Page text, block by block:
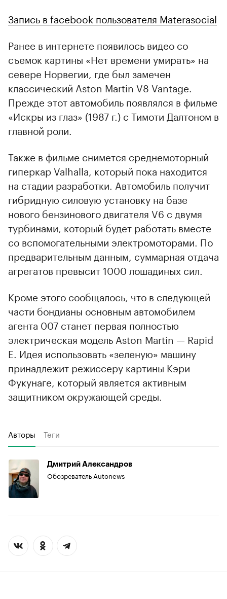
Запись в facebook пользователя Materasocial
Ранее в интернете появилось видео со
съемок картины «Нет времени умирать» на
севере Норвегии, где был замечен
классический Aston Martin V8 Vantage.
Прежде этот автомобиль появлялся в фильме
«Искры из глаз» (1987 г.) с Тимоти Далтоном в
главной роли.
Также в фильме снимется среднемоторный
гиперкар Valhalla, который пока находится
на стадии разработки. Автомобиль получит
гибридную силовую установку на базе
нового бензинового двигателя V6 с двумя
турбинами, который будет работать вместе
со вспомогательными электромоторами. По
предварительным данным, суммарная отдача
агрегатов превысит 1000 лошадиных сил.
Кроме этого сообщалось, что в следующей
части бондианы основным автомобилем
агента 007 станет первая полностью
электрическая модель Aston Martin — Rapid
E. Идея использовать «зеленую» машину
принадлежит режиссеру картины Кэри
Фукунаге, который является активным
защитником окружающей среды.
Авторы Теги
Дмитрий Александров
Обозреватель Autonews